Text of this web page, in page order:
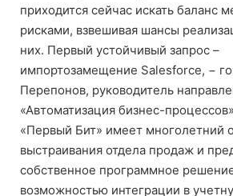
приходится сейчас искать баланс
рисками, взвешивая шансы
них. Первый устойчивый запрос –
импортозамещение Salesforce, −
Перепонов, руководитель
«Автоматизация бизнес-
«Первый Бит» имеет многолетний
выстраивания отдела продаж и
собственное программное
возможностью интеграции в